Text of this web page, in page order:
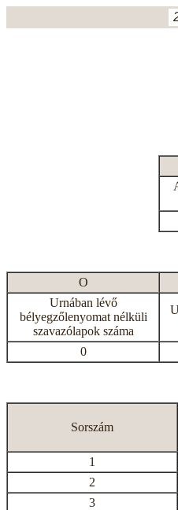
O
Urnában lévő
bélyegzőlenyomat nélküli
szavazólapok száma
0
Sorszám
1
2
3